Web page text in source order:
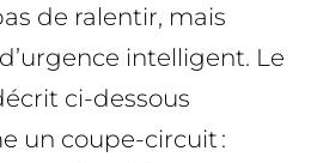
de ralentir, mais
intelligent. Le
ci-dessous
un coupe-circuit :